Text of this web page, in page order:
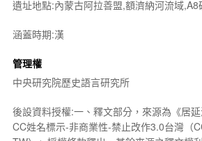
遺址地點:內蒙古阿拉善盟,額濟納河流域,A8
涵蓋時期:漢
管理權
中央研究院歷史語言研究所
後設資料授權:一、釋文部分，來源為《居
CC姓名標示-非商業性-禁止改作3.0台灣（